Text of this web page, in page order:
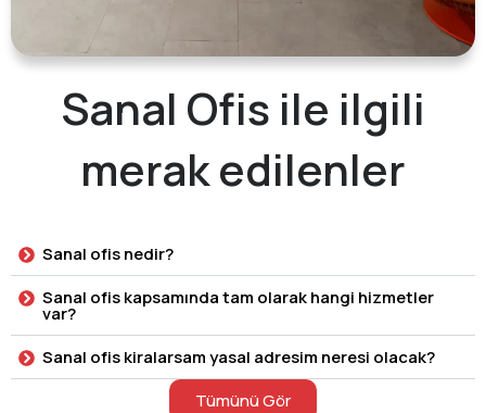
Sanal Ofis ile ilgili
merak edilenler
Sanal ofis nedir?
Sanal ofis kapsamında tam olarak hangi hizmetler
var?
Sanal ofis kiralarsam yasal adresim neresi olacak?
Tümünü Gör